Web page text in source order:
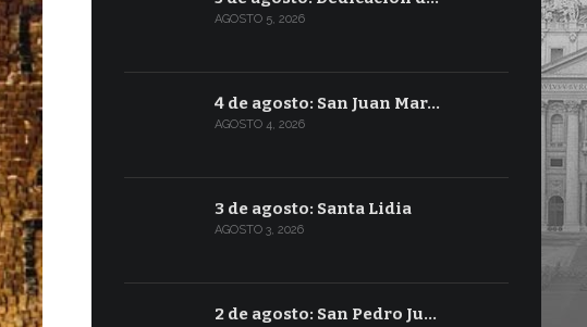
AGOSTO 5, 2026
4 de agosto: San Juan Mar…
AGOSTO 4, 2026
3 de agosto: Santa Lidia
AGOSTO 3, 2026
2 de agosto: San Pedro Ju…